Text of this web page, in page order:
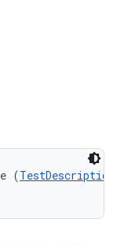
(TestDescription